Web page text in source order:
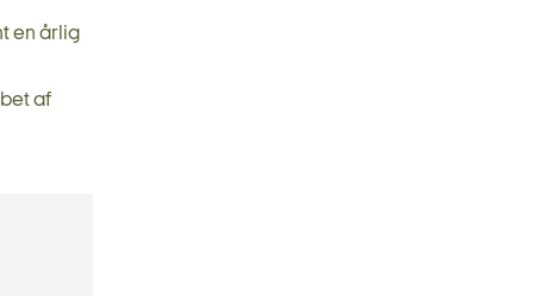
en årlig
af